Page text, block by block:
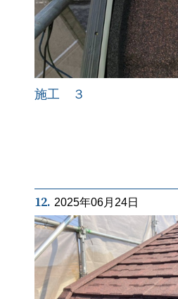
施工 ３
12. 2025年06月24日